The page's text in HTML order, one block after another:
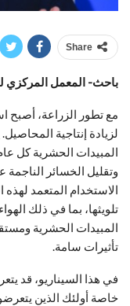
Share
باحث- المعمل المركزي
مع تطور الزراعة، أصبح
المبيدات الحشرية كل عام
وتقليل الخسائر
الاستخدام المتعمد لهذه
تلويثها، بما في ذلك
المبيدات الحشرية
تأثيرات سامة.
في هذا السيناريو، قد
خاصة أولئك الذين